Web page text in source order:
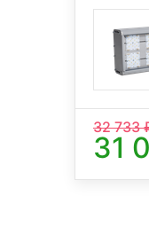
32 733
31